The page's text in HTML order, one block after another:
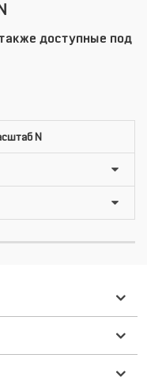
доступные под
N